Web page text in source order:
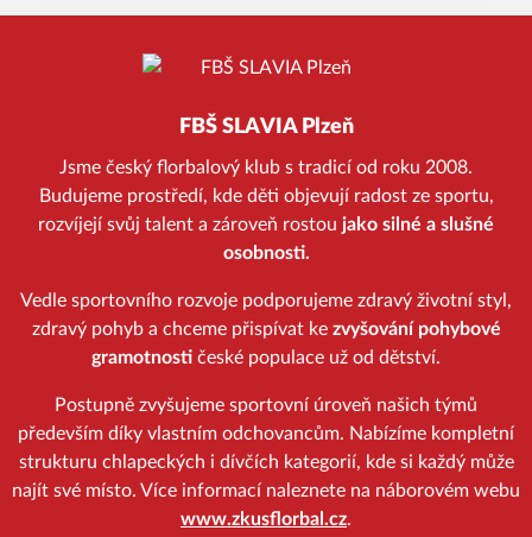
FBŠ SLAVIA Plzeň
Jsme český florbalový klub s tradicí od roku 2008.
Budujeme prostředí, kde děti objevují radost ze sportu,
rozvíjejí svůj talent a zároveň rostou jako silné a slušné
osobnosti.
Vedle sportovního rozvoje podporujeme zdravý životní styl,
zdravý pohyb a chceme přispívat kezvyšování pohybové
gramotnosti české populace už od dětství.
Postupně zvyšujeme sportovní úroveň našich týmů
především díky vlastním odchovancům. Nabízíme kompletní
strukturu chlapeckých i dívčích kategorií, kde si každý může
najít své místo. Více informací naleznete na náborovém webu
www.zkusflorbal.cz.